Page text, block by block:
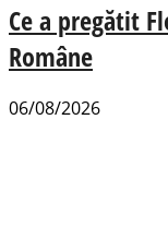
Ce a pregătit
Române
06/08/2026